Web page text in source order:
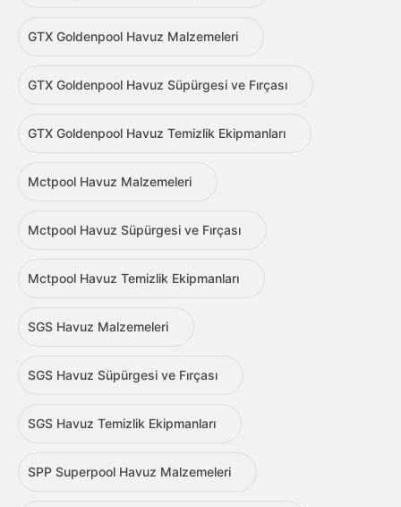
GTX Goldenpool Havuz Malzemeleri
GTX Goldenpool Havuz Süpürgesi ve Fırçası
GTX Goldenpool Havuz Temizlik Ekipmanları
Mctpool Havuz Malzemeleri
Mctpool Havuz Süpürgesi ve Fırçası
Mctpool Havuz Temizlik Ekipmanları
SGS Havuz Malzemeleri
SGS Havuz Süpürgesi ve Fırçası
SGS Havuz Temizlik Ekipmanları
SPP Superpool Havuz Malzemeleri